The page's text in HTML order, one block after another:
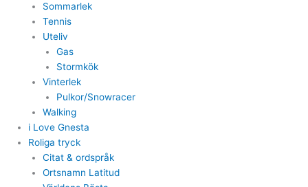
Sommarlek
Tennis
Uteliv
Gas
Stormkök
Vinterlek
Pulkor/Snowracer
Walking
i Love Gnesta
Roliga tryck
Citat & ordspråk
Ortsnamn Latitud